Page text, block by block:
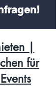
|
für